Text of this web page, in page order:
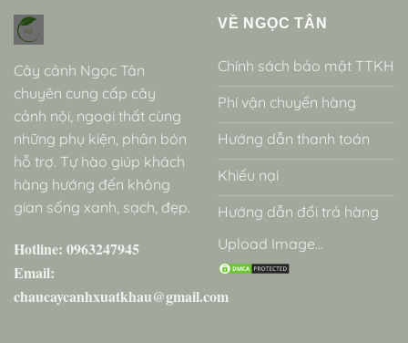
Cây cảnh Ngọc Tân
chuyên cung cấp cây
cảnh nội, ngoại thất cùng
những phụ kiện, phân bón
hỗ trợ. Tự hào giúp khách
hàng hướng đến không
gian sống xanh, sạch, đẹp.
Hotline: 0963247945
Email:
chaucaycanhxuatkhau@gmail.com
VỀ NGỌC TÂN
Chính sách bảo mật TTKH
Phí vận chuyển hàng
Hướng dẫn thanh toán
Khiếu nại
Hướng dẫn đổi trả hàng
Upload Image...